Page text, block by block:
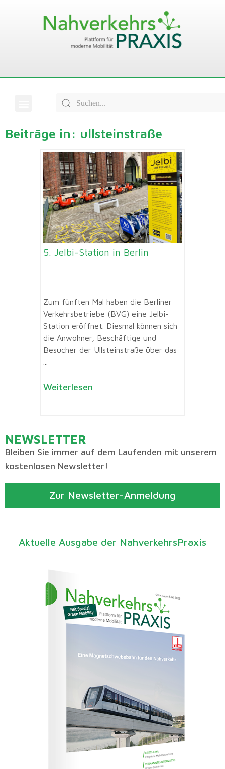
Beiträge in: ullsteinstraße
5. Jelbi-Station in Berlin
Zum fünften Mal haben die Berliner
Verkehrsbetriebe (BVG) eine Jelbi-
Station eröffnet. Diesmal können sich
die Anwohner, Beschäftige und
Besucher der Ullsteinstraße über das
Weiterlesen
NEWSLETTER
Bleiben Sie immer auf dem Laufenden mit unserem
kostenlosen Newsletter!
Zur Newsletter-Anmeldung
Aktuelle Ausgabe der NahverkehrsPraxis